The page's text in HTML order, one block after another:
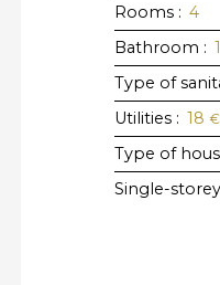
Rooms : 4
Bathroom : 1
Type of
Utilities : 18
Type of
Single-storey